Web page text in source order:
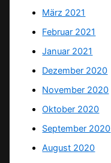
März 2021
Februar 2021
Januar 2021
Dezember 2020
November 2020
Oktober 2020
September 2020
August 2020